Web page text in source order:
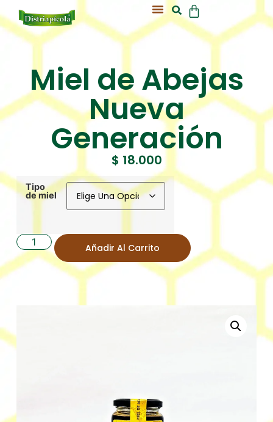
Miel de Abejas
Nueva
Generación
$ 18.000
Tipo
de miel
Añadir Al Carrito